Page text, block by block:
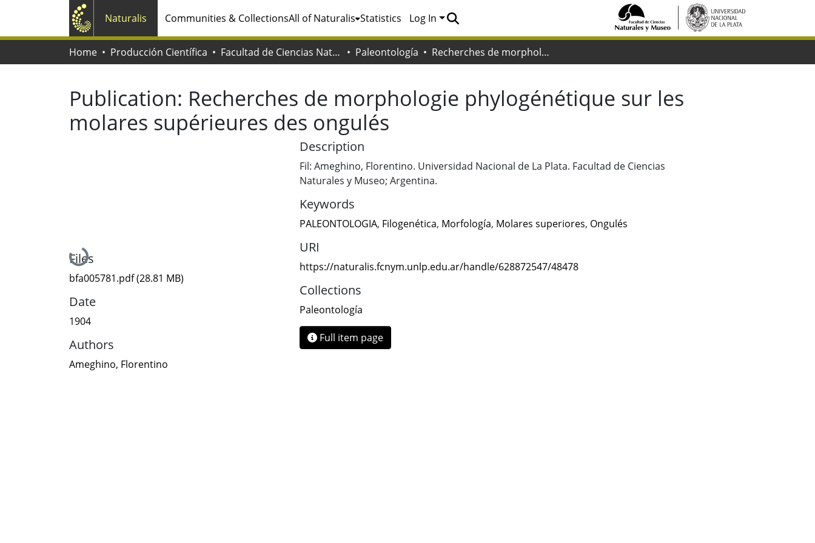
Naturalis Communities & CollectionsAll of Naturalis Statistics Log In
Home Producción Científica Facultad de Ciencias Naturales y Museo Paleontología Recherches de morphologie phylogénétique sur les molares supérieures des ongulés
Publication: Recherches de morphologie phylogénétique sur les
molares supérieures des ongulés
Loading...
Files
bfa005781.pdf(28.81 MB)
Date
1904
Authors
Ameghino, Florentino
Description
Fil: Ameghino, Florentino. Universidad Nacional de La Plata. Facultad de Ciencias
Naturales y Museo; Argentina.
Keywords
PALEONTOLOGIA, Filogenética, Morfología, Molares superiores, Ongulés
URI
https://naturalis.fcnym.unlp.edu.ar/handle/628872547/48478
Collections
Paleontología
Full item page